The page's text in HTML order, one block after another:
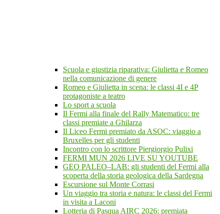
Scuola e giustizia riparativa: Giulietta e Romeo
nella comunicazione di genere
Romeo e Giulietta in scena: le classi 4I e 4P
protagoniste a teatro
Lo sport a scuola
Il Fermi alla finale del Rally Matematico: tre
classi premiate a Ghilarza
Il Liceo Fermi premiato da ASOC: viaggio a
Bruxelles per gli studenti
Incontro con lo scrittore Piergiorgio Pulixi
FERMI MUN 2026 LIVE SU YOUTUBE
GEO PALEO–LAB: gli studenti del Fermi alla
scoperta della storia geologica della Sardegna
Escursione sul Monte Corrasi
Un viaggio tra storia e natura: le classi del Fermi
in visita a Laconi
Lotteria di Pasqua AIRC 2026: premiata